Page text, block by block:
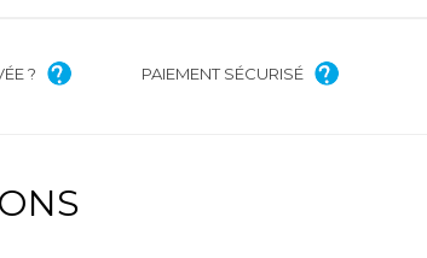
? PAIEMENT SÉCURISÉ